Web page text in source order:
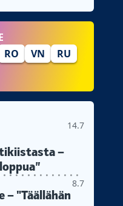
RO VN
RU
14.7
–
8.7
"Täällähän